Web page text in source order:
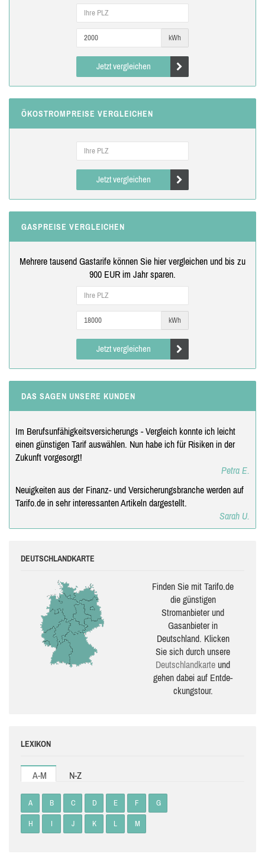
kWh
Jetzt vergleichen
ÖKOSTROMPREISE VERGLEICHEN
Jetzt vergleichen
GASPREISE VERGLEICHEN
Mehrere tausend Gastarife können Sie hier vergleichen und bis zu
900 EUR im Jahr sparen.
kWh
Jetzt vergleichen
DAS SAGEN UNSERE KUNDEN
Im Berufsunfähigkeitsversicherungs - Vergleich konnte ich leicht
einen günstigen Tarif auswählen. Nun habe ich für Risiken in der
Zukunft vorgesorgt!
Petra E.
Neuigkeiten aus der Finanz- und Versicherungsbranche werden auf
Tarifo.de in sehr interessanten Artikeln dargestellt.
Sarah U.
DEUTSCHLANDKARTE
Finden Sie mit Tarifo.de
die güns­ti­gen
Stromanbieter und
Gasanbieter in
Deutschland. Klicken
Sie sich durch unsere
Deutsch­land­karte und
gehen dabei auf Ent­de­
ckungs­tour.
LEXIKON
A-M N-Z
A B C D E F G
H I J K L M